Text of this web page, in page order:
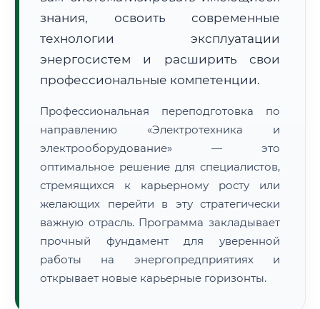
🔍 Нажмите на документ для увеличения и просмотра
знания, освоить современные
технологии эксплуатации
энергосистем и расширить свои
профессиональные компетенции.
Профессиональная переподготовка по
направлению «Электротехника и
электрооборудование» — это
оптимальное решение для специалистов,
стремящихся к карьерному росту или
желающих перейти в эту стратегически
важную отрасль. Программа закладывает
прочный фундамент для уверенной
работы на энергопредприятиях и
открывает новые карьерные горизонты.